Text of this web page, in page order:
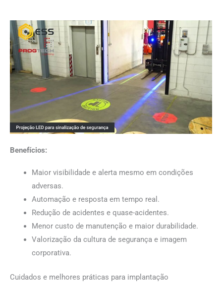
Benefícios:
Maior visibilidade e alerta mesmo em condições
adversas.
Automação e resposta em tempo real.
Redução de acidentes e quase-acidentes.
Menor custo de manutenção e maior durabilidade.
Valorização da cultura de segurança e imagem
corporativa.
Cuidados e melhores práticas para implantação